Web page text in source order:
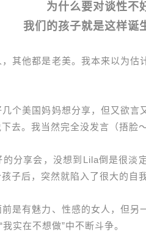
为什么要对谈性不
我们的孩子就是这样诞
其他都是老美。我本来以为
个美国妈妈想分享，但又欲
去。我当然完全没发言（捂脸
分享会，没想到Lila倒是很淡
子后，突然就陷入了很大的自
是有魅力、性感的女人，但
实在不想做”中不断斗争。